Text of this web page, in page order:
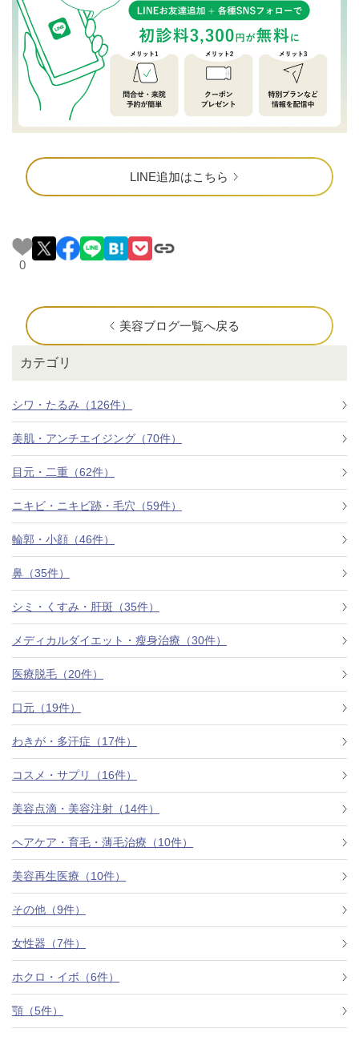
カテゴリ
シワ・たるみ（126件）
美肌・アンチエイジング（70件）
目元・二重（62件）
ニキビ・ニキビ跡・毛穴（59件）
輪郭・小顔（46件）
鼻（35件）
シミ・くすみ・肝斑（35件）
メディカルダイエット・瘦身治療（30件）
医療脱毛（20件）
口元（19件）
わきが・多汗症（17件）
コスメ・サプリ（16件）
美容点滴・美容注射（14件）
ヘアケア・育毛・薄毛治療（10件）
美容再生医療（10件）
その他（9件）
女性器（7件）
ホクロ・イボ（6件）
顎（5件）
LINE追加はこちら
0
美容ブログ一覧へ戻る